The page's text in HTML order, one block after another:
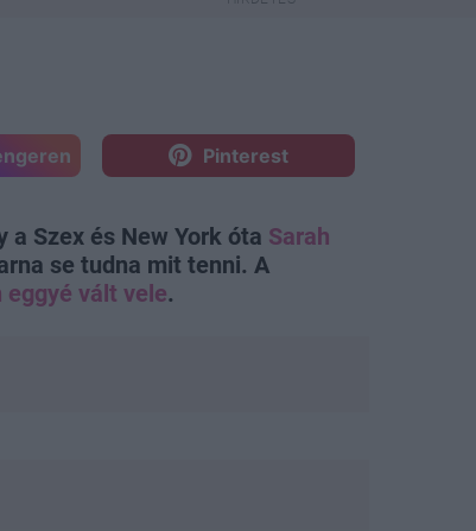
Pinterest
Szex és New York óta Sarah
se tudna mit tenni. A
eggyé vált vele.